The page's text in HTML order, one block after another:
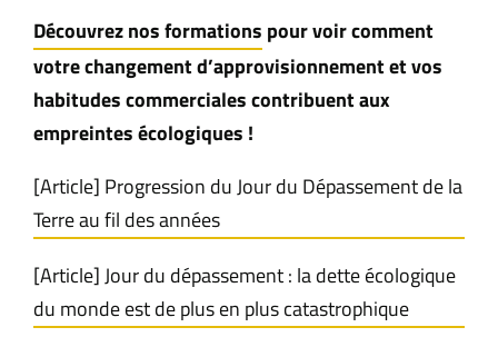
Découvrez nos formations pour voir comment
votre changement d’approvisionnement et vos
habitudes commerciales contribuent aux
empreintes écologiques !
[Article] Progression du Jour du Dépassement de la
Terre au fil des années
[Article] Jour du dépassement : la dette écologique
du monde est de plus en plus catastrophique